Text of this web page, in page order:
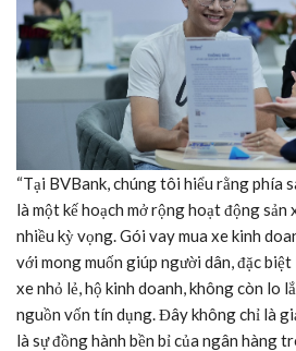
“Tại BVBank, chúng tôi hiểu rằng phía
là một kế hoạch mở rộng hoạt động sản
nhiều kỳ vọng. Gói vay mua xe kinh
với mong muốn giúp người dân, đặc
xe nhỏ lẻ, hộ kinh doanh, không còn lo
nguồn vốn tín dụng. Đây không chỉ là
là sự đồng hành bền bỉ của ngân hàng